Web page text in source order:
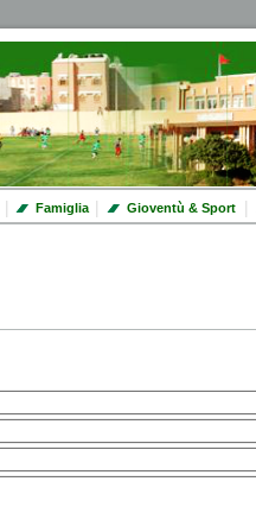
| Famiglia | Gioventù & Sport |